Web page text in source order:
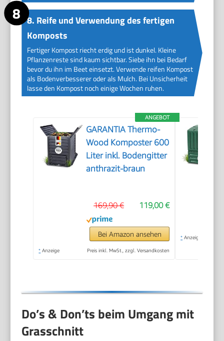
8. Reife und Verwendung des fertigen
Komposts
Fertiger Kompost riecht erdig und ist dunkel. Kleine
Pflanzenreste sind kaum sichtbar. Siebe ihn bei Bedarf
bevor du ihn im Beet einsetzt. Verwende reifen Kompost
als Bodenverbesserer oder als Mulch. Bei Unsicherheit
lasse den Kompost noch einige Wochen ruhen.
ANGEBOT
GARANTIA Thermo-
Wood Komposter 600
Liter inkl. Bodengitter
anthrazit-braun
119,00 €
169,90 €
Bei Amazon ansehen
* Anzeige Preis inkl. MwSt., zzgl. Versandkosten
* Anzeige
Do’s & Don’ts beim Umgang mit
Grasschnitt